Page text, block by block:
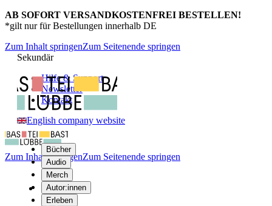
AB SOFORT VERSANDKOSTENFREI BESTELLEN!
*gilt nur für Bestellungen innerhalb DE
Zum Inhalt springenZum Seitenende springen
Sekundär
Hilfe & Support
Newsletter
Kontakt
English company website
Bücher
Audio
Merch
Autor:innen
Erleben
Zum Inhalt springenZum Seitenende springen